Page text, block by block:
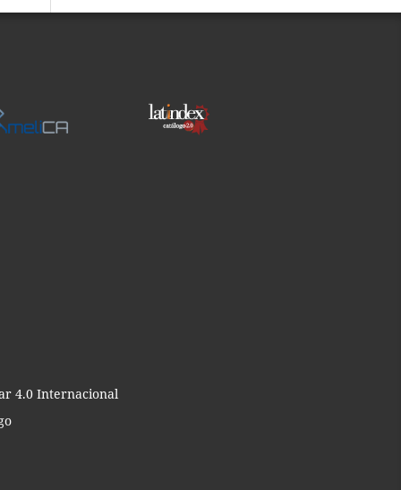
4.0 Internacional